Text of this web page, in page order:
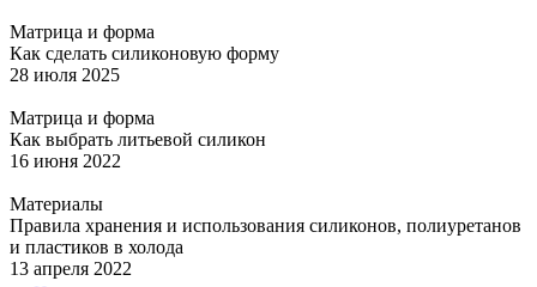
Матрица и форма
Как сделать силиконовую форму
28 июля 2025
Матрица и форма
Как выбрать литьевой силикон
16 июня 2022
Материалы
Правила хранения и использования силиконов, полиуретанов
и пластиков в холода
13 апреля 2022